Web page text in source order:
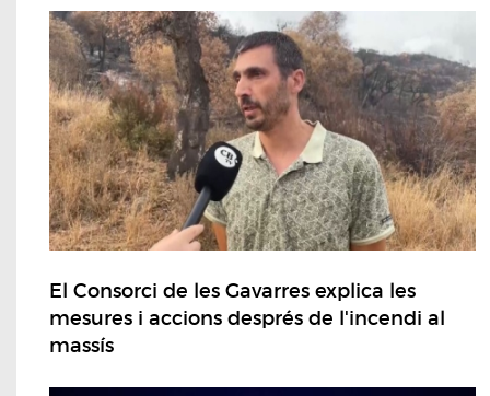
El Consorci de les Gavarres explica les
mesures i accions després de l'incendi al
massís